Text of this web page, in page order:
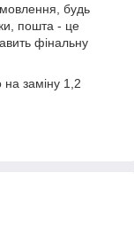
будь
пошта - це
фінальну
заміну 1,2